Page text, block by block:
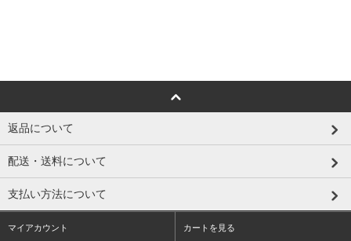
返品について
配送・送料について
支払い方法について
マイアカウント カートを見る